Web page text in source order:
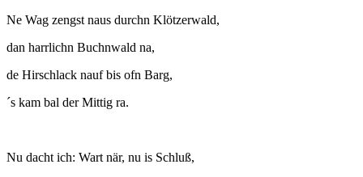
Ne Wag zengst naus durchn Klötzerwald,
dan harrlichn Buchnwald na,
de Hirschlack nauf bis ofn Barg,
´s kam bal der Mittig ra.
Nu dacht ich: Wart när, nu is Schluß,